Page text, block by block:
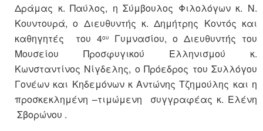
Δράμας κ. Παύλος, η Σύμβουλος Φιλολόγων κ. Ν.
Κουντουρά, ο Διευθυντής κ. Δημήτρης Κοντός και
καθηγητές του 4ου Γυμνασίου, ο Διευθυντής του
Μουσείου Προσφυγικού Ελληνισμού κ.
Κωνσταντίνος Νίγδελης, ο Πρόεδρος του Συλλόγου
Γονέων και Κηδεμόνων κ Αντώνης Τζημούλης και η
προσκεκλημένη –τιμώμενη συγγραφέας κ. Ελένη
Σβορώνου .